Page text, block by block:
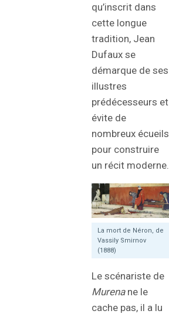
qu’inscrit dans
cette longue
tradition, Jean
Dufaux se
démarque de ses
illustres
prédécesseurs et
évite de
nombreux écueils
pour construire
un récit moderne.
La mort de Néron, de
Vassily Smirnov
(1888)
Le scénariste de
Murenane le
cache pas, il a lu